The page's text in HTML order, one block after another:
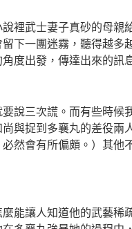
裡武士妻子真砂的母
下一團迷霧，聽得越
度出發，傳達出來的訊
說三次謊。而有些時
與捉到多襄丸的差役
然會有所偏頗。）其
能讓人知道他的武藝